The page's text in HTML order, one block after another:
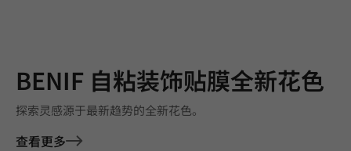
BENIF 自粘装饰贴膜全新花色
探索灵感源于最新趋势的全新花色。
查看更多